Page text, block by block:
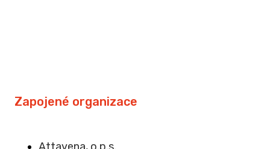
Zapojené organizace